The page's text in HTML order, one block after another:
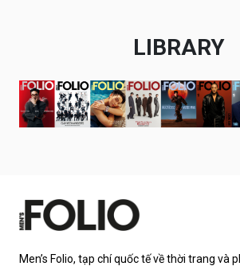
LIBRARY
Men’s Folio, tạp chí quốc tế về thời trang và